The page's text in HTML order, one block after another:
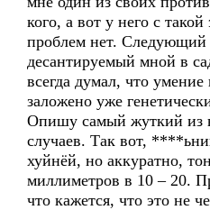
кого, а вот у него с
проблем нет. Следующий
десантируемый мной в
всегда думал, что
заложено уже
Опишу самый жуткий из
случаев. Так вот,
хуйнёй, но аккуратно,
миллиметров в 10 – 20.
что кажется, что это не